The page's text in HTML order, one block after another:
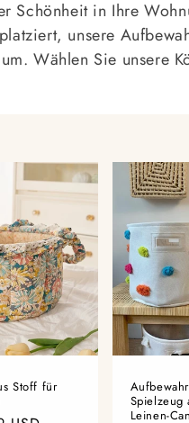
Schönheit in Ihre
unsere
Wählen Sie unsere
Stoff für
Spielzeug
Leinen-